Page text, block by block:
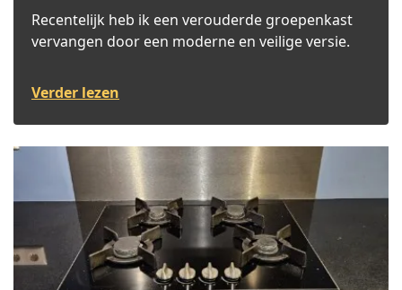
Recentelijk heb ik een verouderde groepenkast
vervangen door een moderne en veilige versie.
Verder lezen